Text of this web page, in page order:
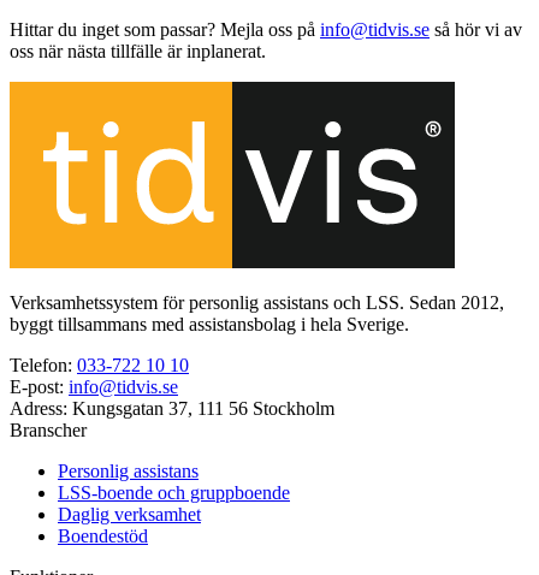
Hittar du inget som passar? Mejla oss på info@tidvis.se så hör vi av
oss när nästa tillfälle är inplanerat.
Verksamhetssystem för personlig assistans och LSS. Sedan 2012,
byggt tillsammans med assistansbolag i hela Sverige.
Telefon: 033-722 10 10
E-post: info@tidvis.se
Adress: Kungsgatan 37, 111 56 Stockholm
Branscher
Personlig assistans
LSS-boende och gruppboende
Daglig verksamhet
Boendestöd